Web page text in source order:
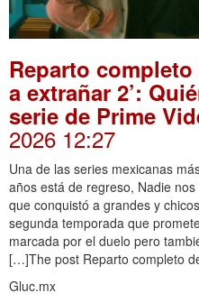
Reparto completo
a extrañar 2’:
serie de Prime
2026 12:27
Una de las series mexicanas
años está de regreso, Nadie
que conquistó a grandes y
segunda temporada que
marcada por el duelo pero
[…]The post Reparto completo
Gluc.mx